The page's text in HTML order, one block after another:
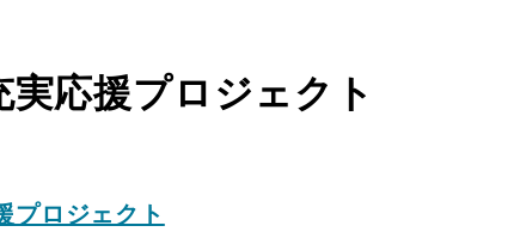
実応援プロジェクト
プロジェクト